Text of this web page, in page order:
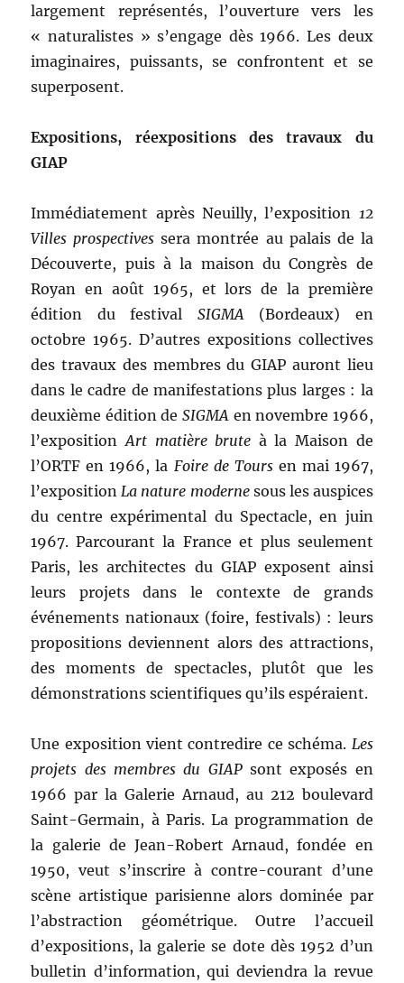
largement représentés, l’ouverture vers les
« naturalistes » s’engage dès 1966. Les deux
imaginaires, puissants, se confrontent et se
superposent.
Expositions, réexpositions des travaux du
GIAP
Immédiatement après Neuilly, l’exposition 12
Villes prospectivessera montrée au palais de la
Découverte, puis à la maison du Congrès de
Royan en août 1965, et lors de la première
édition du festival SIGMA (Bordeaux) en
octobre 1965. D’autres expositions collectives
des travaux des membres du GIAP auront lieu
dans le cadre de manifestations plus larges : la
deuxième édition de SIGMA en novembre 1966,
l’expositionArt matière brute à la Maison de
l’ORTF en 1966, la Foire de Tours en mai 1967,
l’exposition La nature modernesous les auspices
du centre expérimental du Spectacle, en juin
1967. Parcourant la France et plus seulement
Paris, les architectes du GIAP exposent ainsi
leurs projets dans le contexte de grands
événements nationaux (foire, festivals) : leurs
propositions deviennent alors des attractions,
des moments de spectacles, plutôt que les
démonstrations scientifiques qu’ils espéraient.
Une exposition vient contredire ce schéma. Les
projets des membres du GIAP sont exposés en
1966 par la Galerie Arnaud, au 212 boulevard
Saint-Germain, à Paris. La programmation de
la galerie de Jean-Robert Arnaud, fondée en
1950, veut s’inscrire à contre-courant d’une
scène artistique parisienne alors dominée par
l’abstraction géométrique. Outre l’accueil
d’expositions, la galerie se dote dès 1952 d’un
bulletin d’information, qui deviendra la revue